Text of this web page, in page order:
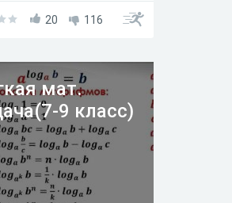
нужные формулы
в каждом из
происходит
одного примера из
в каждом номере.
20 116
мат.
9 класс)